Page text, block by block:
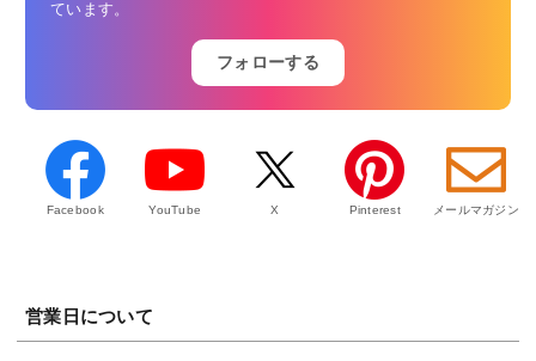
ています。
フォローする
Facebook YouTube X Pinterest メールマガジン
営業日について